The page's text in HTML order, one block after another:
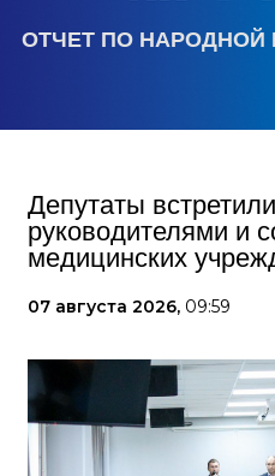
ОТЧЕТ ПО НАРОДНОЙ
Депутаты
руководителями и
медицинских
07 августа 2026, 09:59